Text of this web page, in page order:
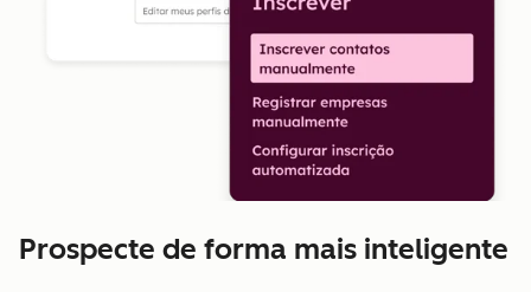
Prospecte de forma mais inteligente